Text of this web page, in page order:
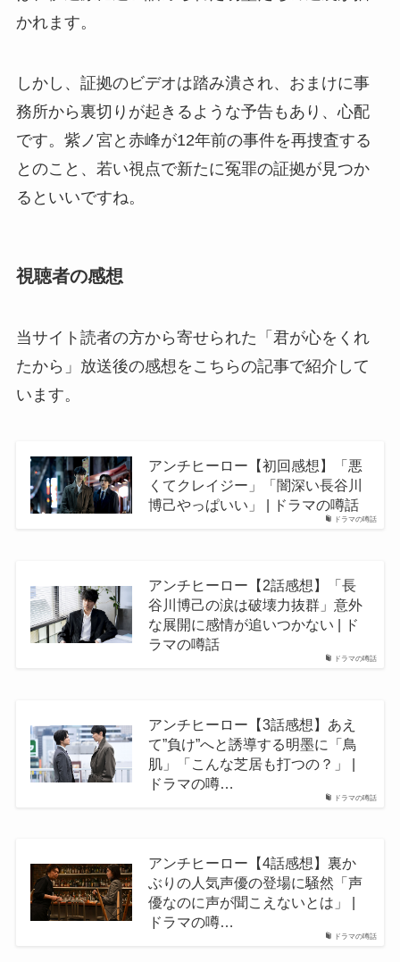
かれます。
しかし、証拠のビデオは踏み潰され、おまけに事
務所から裏切りが起きるような予告もあり、心配
です。紫ノ宮と赤峰が12年前の事件を再捜査する
とのこと、若い視点で新たに冤罪の証拠が見つか
るといいですね。
視聴者の感想
当サイト読者の方から寄せられた「君が心をくれ
たから」放送後の感想をこちらの記事で紹介して
います。
ドラマの噂話
アンチヒーロー【初回感想】「悪
くてクレイジー」「闇深い長谷川
博己やっぱいい」 | ドラマの噂話
ドラマの噂話
アンチヒーロー【2話感想】「長
谷川博己の涙は破壊力抜群」意外
な展開に感情が追いつかない | ド
ラマの噂話
ドラマの噂話
アンチヒーロー【3話感想】あえ
て”負け”へと誘導する明墨に「鳥
肌」「こんな芝居も打つの？」 |
ドラマの噂…
ドラマの噂話
アンチヒーロー【4話感想】裏か
ぶりの人気声優の登場に騒然「声
優なのに声が聞こえないとは」 |
ドラマの噂…